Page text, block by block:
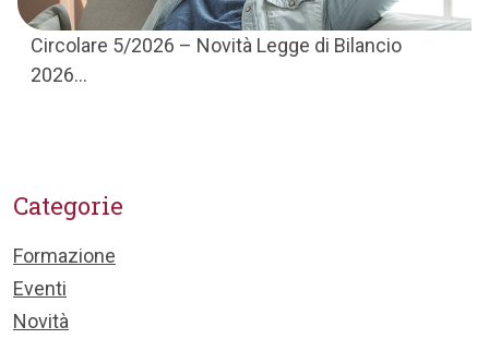
Circolare 5/2026 – Novità Legge di Bilancio
2026...
Categorie
Formazione
Eventi
Novità